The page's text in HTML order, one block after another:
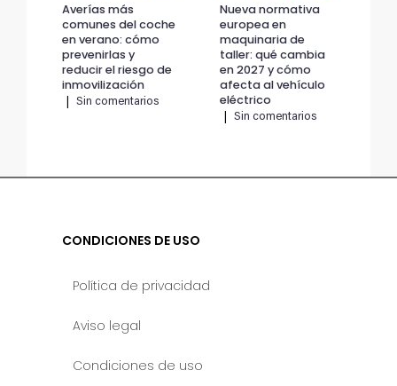
Averías más
comunes del coche
en verano: cómo
prevenirlas y
reducir el riesgo de
inmovilización
Sin comentarios
Nueva normativa
europea en
maquinaria de
taller: qué cambia
en 2027 y cómo
afecta al vehículo
eléctrico
Sin comentarios
CONDICIONES DE USO
Política de privacidad
Aviso legal
Condiciones de uso